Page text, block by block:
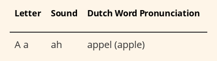
Letter Sound Dutch Word Pronunciation
A a ah
appel (apple)